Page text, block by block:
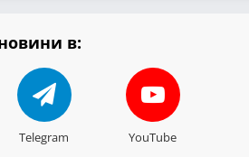
в:
Telegram YouTube